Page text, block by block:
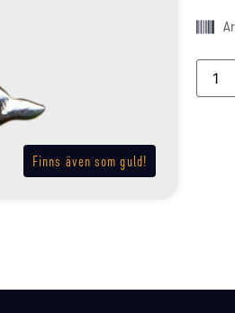
Finns även som guld!